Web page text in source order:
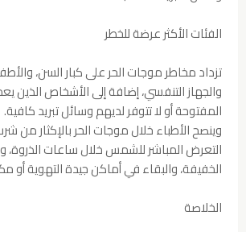
الفئات الأكثر عرضة للخطر
تزداد مخاطر موجات الحر على كبار السن،
والجهاز التنفسي، إضافة إلى الأشخاص الذين
المفتوحة أو لا تتوفر لديهم وسائل تبريد كافية.
وينصح الأطباء خلال موجات الحر بالإكثار من
التعرض المباشر للشمس خلال ساعات الذروة،
الخفيفة، والبقاء في أماكن جيدة التهوية أو
الخلاصة